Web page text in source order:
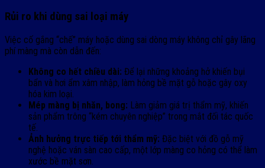
Rủi ro khi dùng sai loại máy
Việc cố gắng “chế” máy hoặc dùng sai dòng máy không chỉ gây lãng
phí màng mà còn dẫn đến:
Không co hết chiều dài: Để lại những khoảng hở khiến bụi
bẩn và hơi ẩm xâm nhập, làm hỏng bề mặt gỗ hoặc gây oxy
hóa kim loại.
Mép màng bị nhăn, bong: Làm giảm giá trị thẩm mỹ, khiến
sản phẩm trông “kém chuyên nghiệp” trong mắt đối tác quốc
tế.
Ảnh hưởng trực tiếp tới thẩm mỹ: Đặc biệt với đồ gỗ mỹ
nghệ hoặc ván sàn cao cấp, một lớp màng co hỏng có thể làm
xước bề mặt sơn.